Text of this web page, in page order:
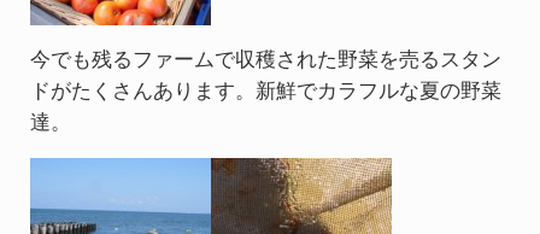
今でも残るファームで収穫された野菜を売るスタン
ドがたくさんあります。新鮮でカラフルな夏の野菜
達。